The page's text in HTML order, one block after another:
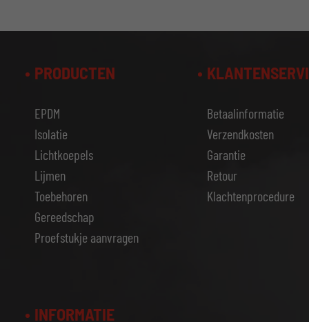
PRODUCTEN
EPDM
Isolatie
Lichtkoepels
Lijmen
Toebehoren
Gereedschap
Proefstukje aanvragen
Betaalinformatie
Verzendkosten
Garantie
Retour
Klachtenprocedure
INFORMATIE